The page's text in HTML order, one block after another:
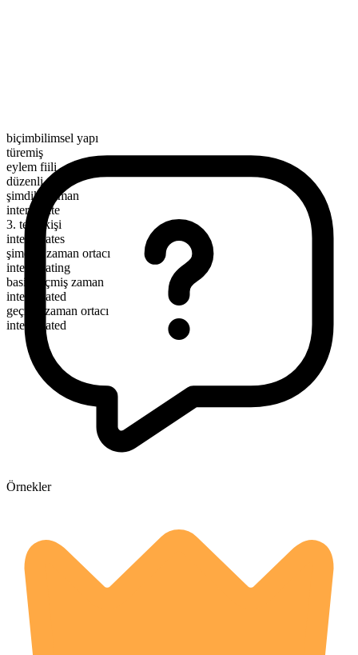
biçimbilimsel yapı
türemiş
eylem fiili
düzenli
şimdiki zaman
interrogate
3. tekil kişi
interrogates
şimdiki zaman ortacı
interrogating
basit geçmiş zaman
interrogated
geçmiş zaman ortacı
interrogated
Örnekler